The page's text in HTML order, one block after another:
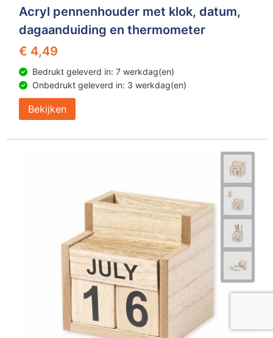
Acryl pennenhouder met klok, datum,
dagaanduiding en thermometer
€ 4,49
Bedrukt geleverd in: 7 werkdag(en)
Onbedrukt geleverd in: 3 werkdag(en)
Bekijken